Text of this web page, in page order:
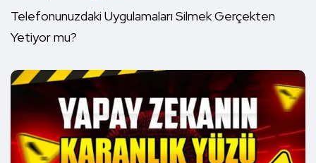
Telefonunuzdaki Uygulamaları Silmek Gerçekten
Yetiyor mu?